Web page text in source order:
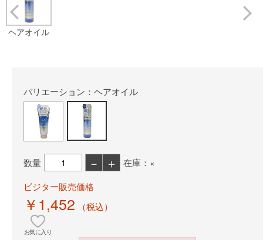
ヘアオイル
Prev
バリエーション：ヘアオイル
数量 － ＋
在庫：×
ビジター販売価格
￥1,452 （税込）
お気に入り